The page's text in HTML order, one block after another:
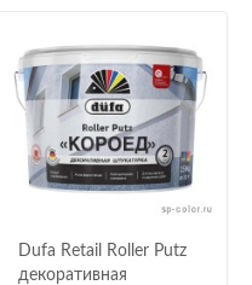
Dufa Retail Roller Putz
декоративная